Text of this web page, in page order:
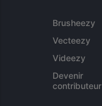
Brusheezy
Vecteezy
Videezy
Devenir
contributeur